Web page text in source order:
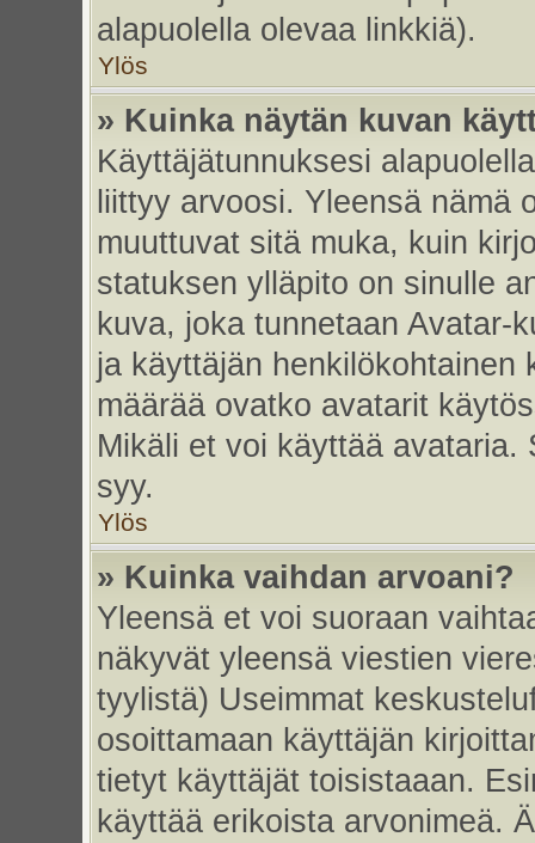
alapuolella olevaa linkkiä).
Ylös
» Kuinka näytän kuvan
Käyttäjätunnuksesi
liittyy arvoosi. Yleensä nämä
muuttuvat sitä muka, kuin
statuksen ylläpito on sinulle
kuva, joka tunnetaan Avatar-
ja käyttäjän henkilökohtainen
määrää ovatko avatarit
Mikäli et voi käyttää
syy.
Ylös
» Kuinka vaihdan arvoani?
Yleensä et voi suoraan
näkyvät yleensä viestien
tyylistä) Useimmat
osoittamaan käyttäjän
tietyt käyttäjät toisistaaan.
käyttää erikoista arvonimeä.